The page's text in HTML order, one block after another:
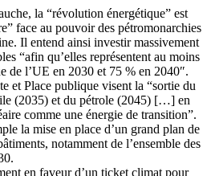
la “révolution énergétique” est
face au pouvoir des pétromonarchies
Il entend ainsi investir massivement
“afin qu’elles représentent au moins
de l’UE en 2030 et 75 % en 2040″.
et Place publique visent la “sortie du
(2035) et du pétrole (2045) […] en
comme une énergie de transition”.
la mise en place d’un grand plan de
notamment de l’ensemble des
en faveur d’un ticket climat pour